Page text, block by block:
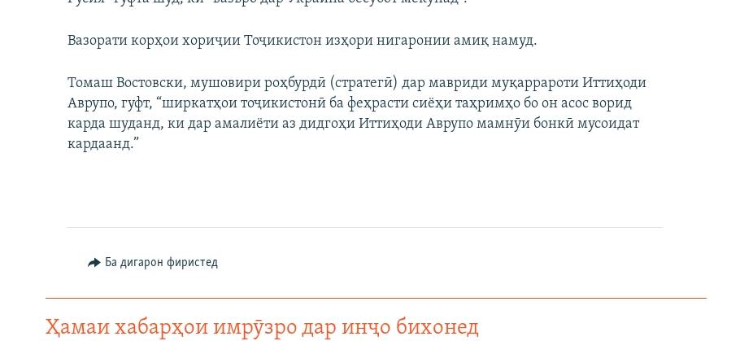
Вазорати корҳои хориҷии Тоҷикистон изҳори нигаронии амиқ намуд.
Томаш Востовски, мушовири роҳбурдӣ (стратегӣ) дар мавриди муқаррароти Иттиҳоди
Аврупо, гуфт, “ширкатҳои тоҷикистонӣ ба феҳрасти сиёҳи таҳримҳо бо он асос ворид
карда шуданд, ки дар амалиёти аз дидгоҳи Иттиҳоди Аврупо мамнӯи бонкӣ мусоидат
кардаанд.”
Ба дигарон фиристед
Ҳамаи хабарҳои имрӯзро дар инҷо бихонед